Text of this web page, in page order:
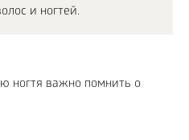
и ногтей.
ногтя важно помнить о